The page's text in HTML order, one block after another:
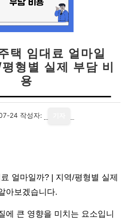
택 임대료 얼마일
형별 실제 부담 비
용
24 작성자:
얼마일까? | 지역/평형별 실제
아보겠습니다.
에 큰 영향을 미치는 요소입니